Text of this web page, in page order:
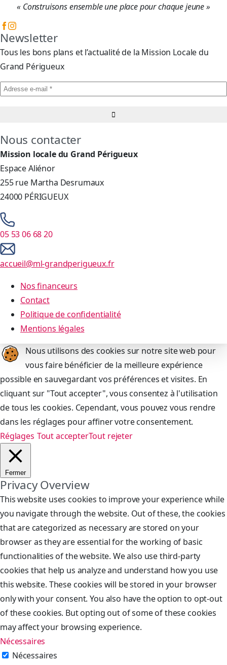
« Construisons ensemble une place pour chaque jeune »
Newsletter
Tous les bons plans et l’actualité de la Mission Locale du
Grand Périgueux
Nous contacter
Mission locale du Grand Périgueux
Espace Aliénor
255 rue Martha Desrumaux
24000 PÉRIGUEUX
05 53 06 68 20
accueil@ml-grandperigueux.fr
Nos financeurs
Contact
Politique de confidentialité
Mentions légales
Nous utilisons des cookies sur notre site web pour
vous faire bénéficier de la meilleure expérience
possible en sauvegardant vos préférences et visites. En
cliquant sur "Tout accepter", vous consentez à l'utilisation
de tous les cookies. Cependant, vous pouvez vous rendre
dans les réglages pour affiner votre consentement.
Réglages Tout accepterTout rejeter
Fermer
Privacy Overview
This website uses cookies to improve your experience while
you navigate through the website. Out of these, the cookies
that are categorized as necessary are stored on your
browser as they are essential for the working of basic
functionalities of the website. We also use third-party
cookies that help us analyze and understand how you use
this website. These cookies will be stored in your browser
only with your consent. You also have the option to opt-out
of these cookies. But opting out of some of these cookies
may affect your browsing experience.
Nécessaires
Nécessaires